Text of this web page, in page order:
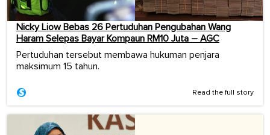
Nicky Liow Bebas 26 Pertuduhan Pengubahan Wang
Haram Selepas Bayar Kompaun RM10 Juta – AGC
Pertuduhan tersebut membawa hukuman penjara
maksimum 15 tahun.
Read the full story